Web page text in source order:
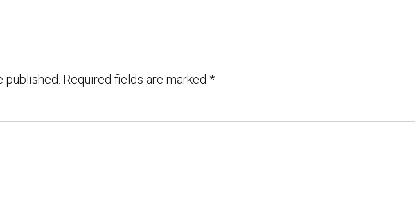
published. Required fields are marked *